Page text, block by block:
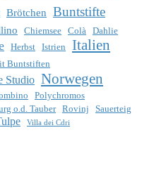
Brötchen Buntstifte
Chiemsee Colà Dahlie
Herbst Istrien Italien
Buntstiften
Studio Norwegen
Polychromos
o.d. Tauber Rovinj
Sauerteig
Villa dei Cdri